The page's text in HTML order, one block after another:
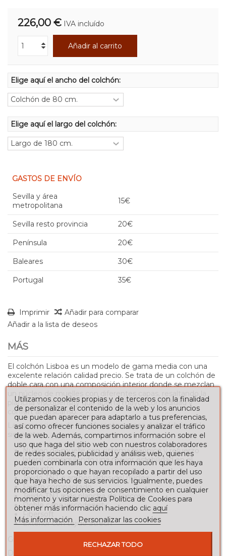
226,00 € IVA incluído
Añadir al carrito
Elige aquí el ancho del colchón:
Elige aquí el largo del colchón:
GASTOS DE ENVÍO
Sevilla y área
metropolitana
15€
Sevilla resto provincia 20€
Península 20€
Baleares 30€
Portugal 35€
Imprimir
Añadir para comparar
Añadir a la lista de deseos
MÁS
El colchón Lisboa es un modelo de gama media con una
excelente relación calidad precio. Se trata de un colchón de
doble cara con una composición interior donde se mezclan
plancha viscodensity que aporta mayor comodidad y
confort al descanso.
La composición de las diferentes capas del colchón es la
siguiente:
Núcleo de muelle con sistema bicónico y refuerzo
lateral, consiguiendo una mayor estabilidad en el
conjunto.
Tejido TNT a ambos lados del núcleo.
Fieltro compactado.
Tejido TNT más plancha de Oxicore.
Doble capa viscodensity
Exterior con tejido Strech
Utilizamos cookies propias y de terceros con la finalidad
de personalizar el contenido de la web y los anuncios
que puedan aparecer para adaptarlo a tus preferencias,
así como ofrecer funciones sociales y analizar el tráfico
de la web. Además, compartimos información sobre el
uso que haga del sitio web con nuestros colaboradores
de redes sociales, publicidad y análisis web, quienes
pueden combinarla con otra información que les haya
proporcionado o que hayan recopilado a partir del uso
que haya hecho de sus servicios. Igualmente, puedes
modificar tus opciones de consentimiento en cualquier
momento y visitar nuestra Política de Cookies para
obtener más información haciendo clic aquí
Más información
Personalizar las cookies
RECHAZAR TODO